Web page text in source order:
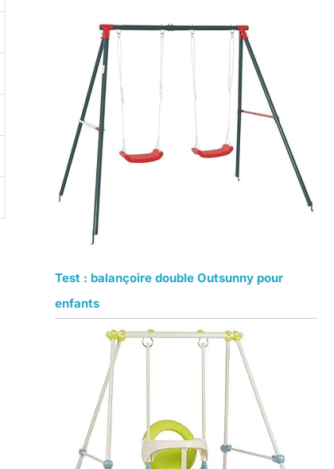
Test : balançoire double Outsunny pour
enfants